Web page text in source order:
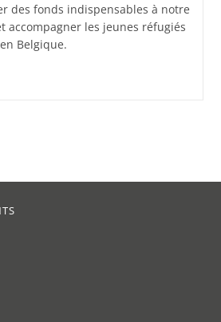
des fonds indispensables à notre
accompagner les jeunes réfugiés
Belgique.